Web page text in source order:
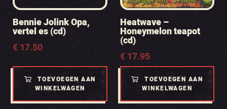
Bennie Jolink Opa,
vertel es (cd)
€17.50
TOEVOEGEN AAN
WINKELWAGEN
Heatwave –
Honeymelon teapot
(cd)
€17.95
TOEVOEGEN AAN
WINKELWAGEN